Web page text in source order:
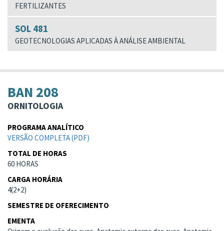
FERTILIZANTES
SOL 481
GEOTECNOLOGIAS APLICADAS À ANÁLISE AMBIENTAL
BAN 208
ORNITOLOGIA
PROGRAMA ANALÍTICO
VERSÃO COMPLETA (PDF)
TOTAL DE HORAS
60 HORAS
CARGA HORÁRIA
4(2+2)
SEMESTRE DE OFERECIMENTO
EMENTA